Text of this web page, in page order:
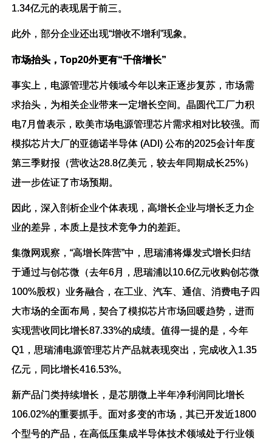
1.34亿元的表现居于前三。
此外，部分企业还出现“增收不增利”现象。
市场抬头，Top20外更有“千倍增长”
事实上，电源管理芯片领域今年以来正逐步复苏，市场需
求抬头，为相关企业带来一定增长空间。晶圆代工厂力积
电7月曾表示，欧美市场电源管理芯片需求相对比较强。而
模拟芯片大厂的亚德诺半导体 (ADI) 公布的2025会计年度
第三季财报（营收达28.8亿美元，较去年同期成长25%）
进一步佐证了市场预期。
因此，深入剖析企业个体表现，高增长企业与增长乏力企
业的差异，本质上是技术竞争力的差距。
集微网观察，“高增长阵营”中，思瑞浦将爆发式增长归结
于通过与创芯微（去年6月，思瑞浦以10.6亿元收购创芯微
100%股权）业务融合，在工业、汽车、通信、消费电子四
大市场的全面布局，契合了模拟芯片市场回暖趋势，进而
实现营收同比增长87.33%的成绩。值得一提的是，今年
Q1，思瑞浦电源管理芯片产品就表现突出，完成收入1.35
亿元，同比增长416.53%。
新产品门类持续增长，是芯朋微上半年净利润同比增长
106.02%的重要抓手。面对多变的市场，其已开发近1800
个型号的产品，在高低压集成半导体技术领域处于行业领